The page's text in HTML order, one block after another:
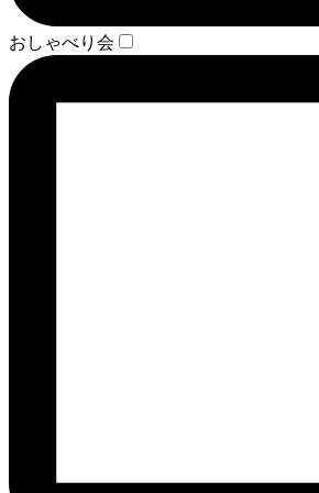
おしゃべり会